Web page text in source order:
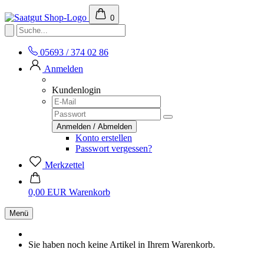
0
05693 / 374 02 86
Anmelden
Kundenlogin
Konto erstellen
Passwort vergessen?
Merkzettel
0,00 EUR Warenkorb
Menü
Sie haben noch keine Artikel in Ihrem Warenkorb.